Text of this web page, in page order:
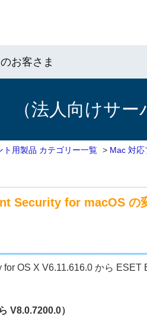
お客さま
法人向けサー
用製品 カテゴリー一覧 > Mac 対応
Security for macOS の
OS X V6.11.616.0 から
V8.0.7200.0）